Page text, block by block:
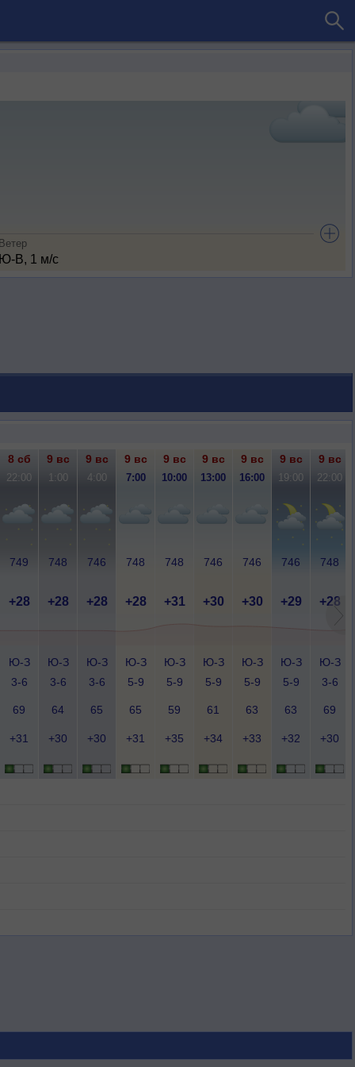
В, 1 м/с
8 сб 9 вс 9 вс 9 вс 9 вс 9 вс 9 вс 9 вс 9 вс
22:00 1:00 4:00 7:00 10:00 13:00 16:00 19:00 22:00
749 748 746 748 748 746 746 746 748
+28 +28 +28 +28 +31 +30 +30 +29 +28
Ю-З
3-6
Ю-З
3-6
Ю-З
3-6
Ю-З
5-9
Ю-З
5-9
Ю-З
5-9
Ю-З
5-9
Ю-З
5-9
Ю-З
3-6
69 64 65 65 59 61 63 63 69
+31 +30 +30 +31 +35 +34 +33 +32 +30